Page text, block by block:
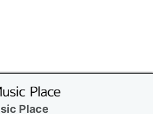
Place